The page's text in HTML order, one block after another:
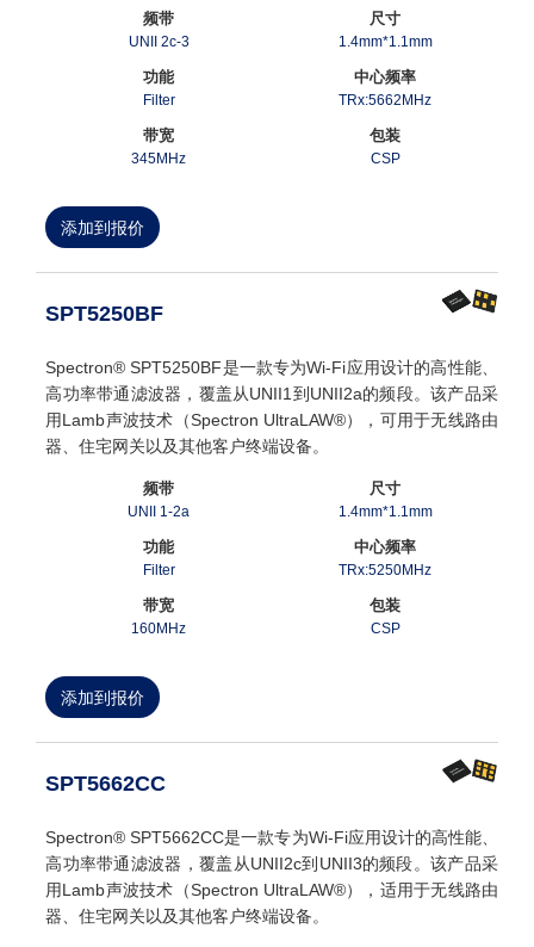
频带
UNII 2c-3
尺寸
1.4mm*1.1mm
功能
Filter
中心频率
TRx:5662MHz
带宽
345MHz
包装
CSP
添加到报价
SPT5250BF
Spectron® SPT5250BF是一款专为Wi-Fi应用设计的高性能、
高功率带通滤波器，覆盖从UNII1到UNII2a的频段。该产品采
用Lamb声波技术（Spectron UltraLAW®），可用于无线路由
器、住宅网关以及其他客户终端设备。
频带
UNII 1-2a
尺寸
1.4mm*1.1mm
功能
Filter
中心频率
TRx:5250MHz
带宽
160MHz
包装
CSP
添加到报价
SPT5662CC
Spectron® SPT5662CC是一款专为Wi-Fi应用设计的高性能、
高功率带通滤波器，覆盖从UNII2c到UNII3的频段。该产品采
用Lamb声波技术（Spectron UltraLAW®），适用于无线路由
器、住宅网关以及其他客户终端设备。